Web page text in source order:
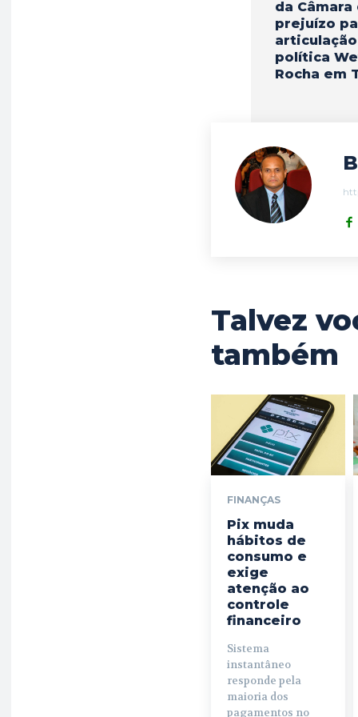
da Câmara
prejuízo
articulação
política
Rocha em
Talvez
também
FINANÇAS
Pix muda
hábitos de
consumo e
exige
atenção ao
controle
financeiro
Sistema
instantâneo
responde pela
maioria dos
pagamentos no